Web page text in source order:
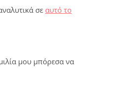
σε αυτό το
μου μπόρεσα να